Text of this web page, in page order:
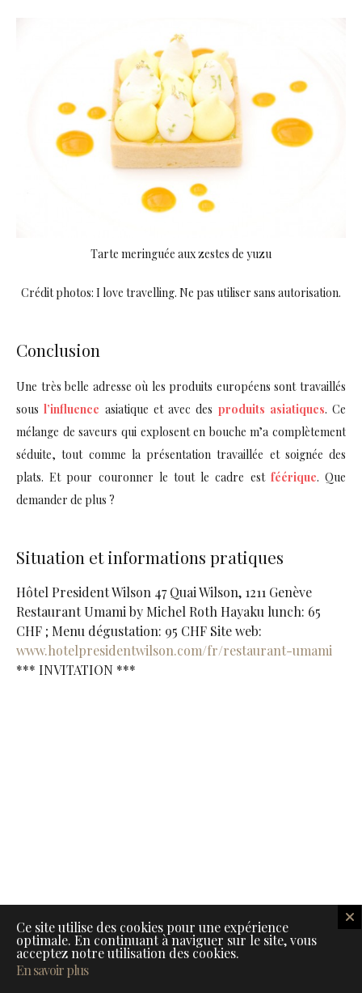
Tarte meringuée aux zestes de yuzu
Crédit photos: I love travelling. Ne pas utiliser sans autorisation.
Conclusion
Une très belle adresse où les produits européens sont travaillés
sousl’influence asiatique et avec des produits asiatiques. Ce
mélange de saveurs qui explosent en bouche m’a complètement
séduite, tout comme la présentation travaillée et soignée des
plats. Et pour couronner le tout le cadre est féérique. Que
demander de plus ?
Situation et informations pratiques
Hôtel President Wilson 47 Quai Wilson, 1211 Genève
Restaurant Umami by Michel Roth Hayaku lunch: 65
CHF ; Menu dégustation: 95 CHF Site web:
www.hotelpresidentwilson.com/fr/restaurant-umami
*** INVITATION ***
Ce site utilise des cookies pour une expérience
optimale. En continuant à naviguer sur le site, vous
acceptez notre utilisation des cookies.
En savoir plus